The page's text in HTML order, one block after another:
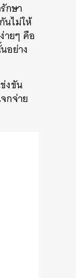
กษา
นไม่ให้
ายๆ คือ
อย่าง
งขัน
กจ่าย